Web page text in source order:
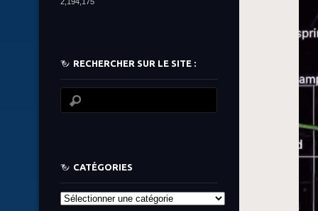
RECHERCHER SUR LE SITE :
CATÉGORIES
Catégories